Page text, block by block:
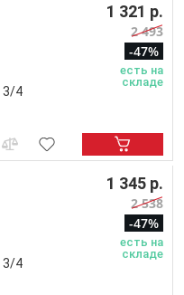
3/4
1 321 р.
2 493
-47%
есть на
складе
3/4
1 345 р.
2 538
-47%
есть на
складе